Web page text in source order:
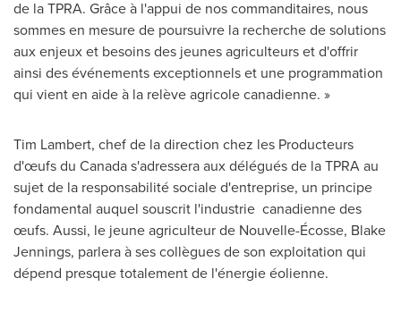
de la TPRA. Grâce à l'appui de nos commanditaires, nous
sommes en mesure de poursuivre la recherche de solutions
aux enjeux et besoins des jeunes agriculteurs et d'offrir
ainsi des événements exceptionnels et une programmation
qui vient en aide à la relève agricole canadienne. »
Tim Lambert, chef de la direction chez les Producteurs
d'œufs du Canadas'adressera aux délégués de la TPRA au
sujet de la responsabilité sociale d'entreprise, un principe
fondamental auquel souscrit l'industrie canadienne des
œufs. Aussi, le jeune agriculteur de Nouvelle-Écosse, Blake
Jennings, parlera à ses collègues de son exploitation qui
dépend presque totalement de l'énergie éolienne.